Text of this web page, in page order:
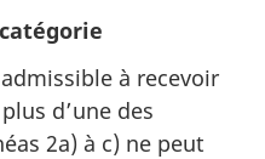
à recevoir
d’une des
2a) à c) ne peut